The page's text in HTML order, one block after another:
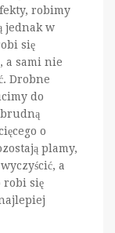
robimy
jednak w
się
a sami nie
Drobne
do
o
plamy,
a
robi się